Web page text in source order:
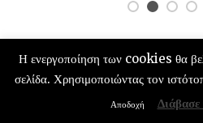
COPYRIGHT © 2026 ΓΛΥΚΌ ΑΛΜΥΡΌ |
Η ενεργοποίηση των cookies θα
σελίδα. Χρησιμοποιώντας τον
Αποδοχή Διάβασε